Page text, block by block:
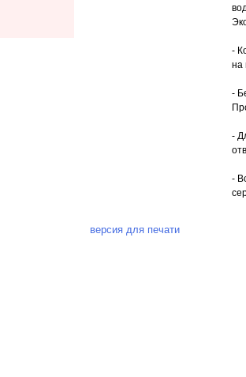
-
на
-
-
-
версия для печати